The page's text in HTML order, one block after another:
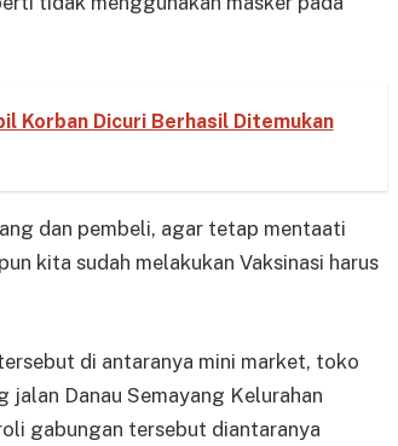
Korban Dicuri Berhasil Ditemukan
dan pembeli, agar tetap mentaati
kita sudah melakukan Vaksinasi harus
di antaranya mini market, toko
jalan Danau Semayang Kelurahan
gabungan tersebut diantaranya